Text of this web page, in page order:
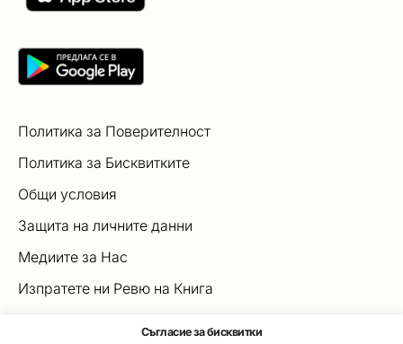
Политика за Поверителност
Политика за Бисквитките
Общи условия
Защита на личните данни
Медиите за Нас
Изпратете ни Ревю на Книга
Съгласие за бисквитки